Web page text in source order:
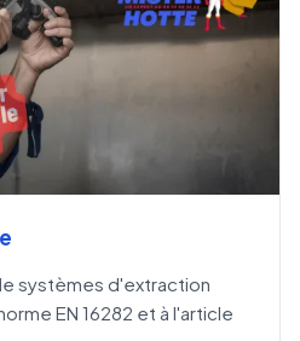
systèmes d'extraction
EN 16282 et à l'article